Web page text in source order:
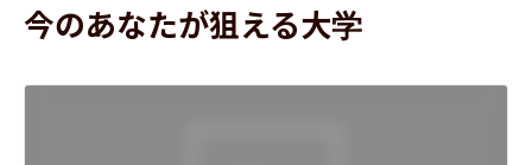
今のあなたが狙える大学